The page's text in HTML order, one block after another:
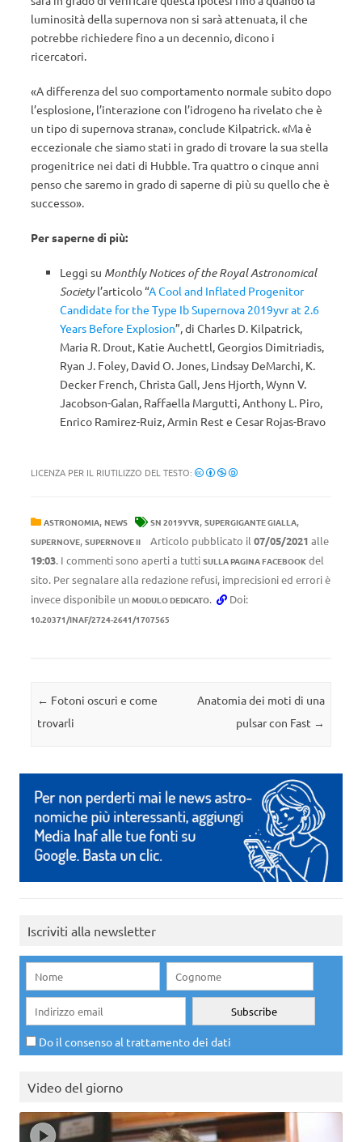
luminosità della supernova non si sarà attenuata, il che
potrebbe richiedere fino a un decennio, dicono i
ricercatori.
«A differenza del suo comportamento normale subito dopo
l’esplosione, l’interazione con l’idrogeno ha rivelato che è
un tipo di supernova strana», conclude Kilpatrick. «Ma è
eccezionale che siamo stati in grado di trovare la sua stella
progenitrice nei dati di Hubble. Tra quattro o cinque anni
penso che saremo in grado di saperne di più su quello che è
successo».
Per saperne di più:
Leggi su Monthly Notices of the Royal Astronomical
Societyl’articolo “A Cool and Inflated Progenitor
Candidate for the Type Ib Supernova 2019yvr at 2.6
Years Before Explosion”, di Charles D. Kilpatrick,
Maria R. Drout, Katie Auchettl, Georgios Dimitriadis,
Ryan J. Foley, David O. Jones, Lindsay DeMarchi, K.
Decker French, Christa Gall, Jens Hjorth, Wynn V.
Jacobson-Galan, Raffaella Margutti, Anthony L. Piro,
Enrico Ramirez-Ruiz, Armin Rest e Cesar Rojas-Bravo
LICENZA PER IL RIUTILIZZO DEL TESTO:
ASTRONOMIA, NEWS SN 2019YVR, SUPERGIGANTE GIALLA,
SUPERNOVE, SUPERNOVE II Articolo pubblicato il 07/05/2021 alle
19:03. I commenti sono aperti a tutti SULLA PAGINA FACEBOOK del
sito. Per segnalare alla redazione refusi, imprecisioni ed errori è
invece disponibile un MODULO DEDICATO. Doi:
10.20371/INAF/2724-2641/1707565
Navigazione articolo
← Fotoni oscuri e come
trovarli
Anatomia dei moti di una
pulsar con Fast →
Iscriviti alla newsletter
Do il consenso al trattamento dei dati
Video del giorno